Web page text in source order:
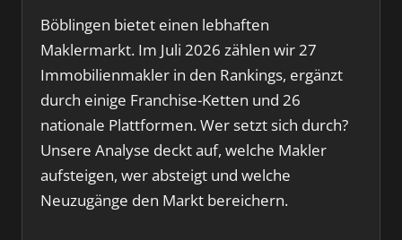
Böblingen bietet einen lebhaften
Maklermarkt. Im Juli 2026 zählen wir 27
Immobilienmakler in den Rankings, ergänzt
durch einige Franchise-Ketten und 26
nationale Plattformen. Wer setzt sich durch?
Unsere Analyse deckt auf, welche Makler
aufsteigen, wer absteigt und welche
Neuzugänge den Markt bereichern.